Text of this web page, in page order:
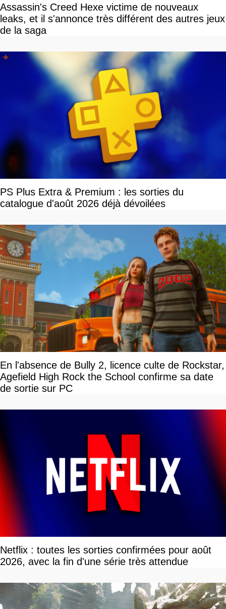
Assassin's Creed Hexe victime de nouveaux
leaks, et il s'annonce très différent des autres jeux
de la saga
PS Plus Extra & Premium : les sorties du
catalogue d'août 2026 déjà dévoilées
En l'absence de Bully 2, licence culte de Rockstar,
Agefield High Rock the School confirme sa date
de sortie sur PC
Netflix : toutes les sorties confirmées pour août
2026, avec la fin d'une série très attendue